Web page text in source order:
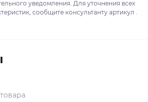
уведомления. Для уточнения всех
сообщите консультанту артикул .